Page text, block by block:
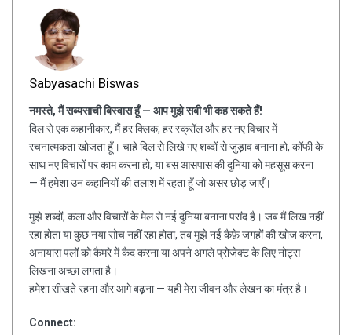
Sabyasachi Biswas
नमस्ते, मैं सब्यसाची बिस्वास हूँ — आप मुझे सबी भी कह सकते हैं!
दिल से एक कहानीकार, मैं हर क्लिक, हर स्क्रॉल और हर नए विचार में
रचनात्मकता खोजता हूँ। चाहे दिल से लिखे गए शब्दों से जुड़ाव बनाना हो, कॉफी के
साथ नए विचारों पर काम करना हो, या बस आसपास की दुनिया को महसूस करना
— मैं हमेशा उन कहानियों की तलाश में रहता हूँ जो असर छोड़ जाएँ।
मुझे शब्दों, कला और विचारों के मेल से नई दुनिया बनाना पसंद है। जब मैं लिख नहीं
रहा होता या कुछ नया सोच नहीं रहा होता, तब मुझे नई कैफ़े जगहों की खोज करना,
अनायास पलों को कैमरे में कैद करना या अपने अगले प्रोजेक्ट के लिए नोट्स
लिखना अच्छा लगता है।
हमेशा सीखते रहना और आगे बढ़ना — यही मेरा जीवन और लेखन का मंत्र है।
Connect: